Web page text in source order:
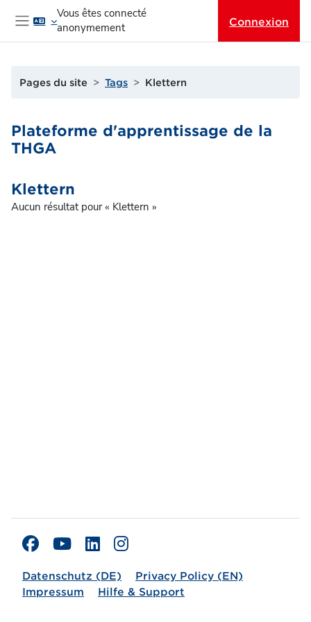
Passer au contenu principal
Panneau latéral
Vous êtes connecté
anonymement
Connexion
Pages du site Tags Klettern
Plateforme d'apprentissage de la
THGA
Klettern
Aucun résultat pour « Klettern »
Datenschutz (DE)
Privacy Policy (EN)
Impressum
Hilfe & Support